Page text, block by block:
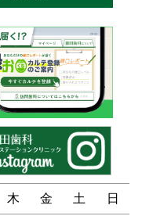
木 金 土 日